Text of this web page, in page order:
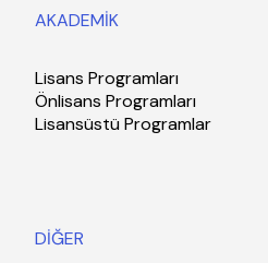
AKADEMİK
Lisans Programları
Önlisans Programları
Lisansüstü Programlar
DİĞER